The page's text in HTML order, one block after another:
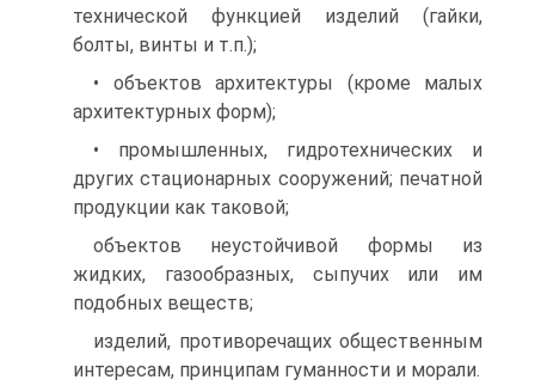
технической функцией изделий (гайки,
болты, винты и т.п.);
• объектов архитектуры (кроме малых
архитектурных форм);
• промышленных, гидротехнических и
других стационарных сооружений; печатной
продукции как таковой;
объектов неустойчивой формы из
жидких, газообразных, сыпучих или им
подобных веществ;
изделий, противоречащих общественным
интересам, принципам гуманности и морали.